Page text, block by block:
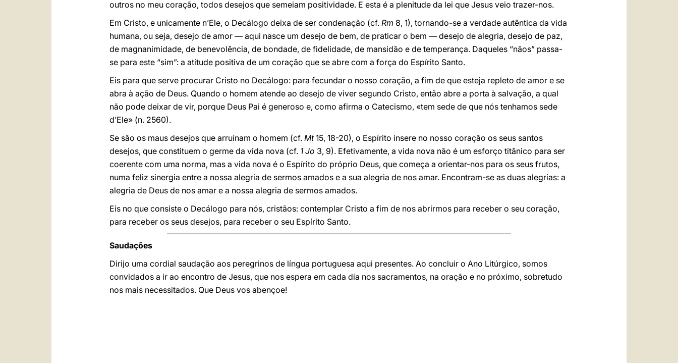
outros no meu coração, todos desejos que semeiam positividade. E esta é a plenitude da lei que Jesus veio trazer-nos.
Em Cristo, e unicamente n’Ele, o Decálogo deixa de ser condenação (cf. Rm 8, 1), tornando-se a verdade autêntica da vida
humana, ou seja, desejo de amor — aqui nasce um desejo de bem, de praticar o bem — desejo de alegria, desejo de paz,
de magnanimidade, de benevolência, de bondade, de fidelidade, de mansidão e de temperança. Daqueles “nãos” passa-
se para este “sim”: a atitude positiva de um coração que se abre com a força do Espírito Santo.
Eis para que serve procurar Cristo no Decálogo: para fecundar o nosso coração, a fim de que esteja repleto de amor e se
abra à ação de Deus. Quando o homem atende ao desejo de viver segundo Cristo, então abre a porta à salvação, a qual
não pode deixar de vir, porque Deus Pai é generoso e, como afirma o Catecismo, «tem sede de que nós tenhamos sede
d’Ele» (n. 2560).
Se são os maus desejos que arruínam o homem (cf. Mt15, 18-20), o Espírito insere no nosso coração os seus santos
desejos, que constituem o germe da vida nova (cf. 1 Jo 3, 9). Efetivamente, a vida nova não é um esforço titânico para ser
coerente com uma norma, mas a vida nova é o Espírito do próprio Deus, que começa a orientar-nos para os seus frutos,
numa feliz sinergia entre a nossa alegria de sermos amados e a sua alegria de nos amar. Encontram-se as duas alegrias: a
alegria de Deus de nos amar e a nossa alegria de sermos amados.
Eis no que consiste o Decálogo para nós, cristãos: contemplar Cristo a fim de nos abrirmos para receber o seu coração,
para receber os seus desejos, para receber o seu Espírito Santo.
Saudações
Dirijo uma cordial saudação aos peregrinos de língua portuguesa aqui presentes. Ao concluir o Ano Litúrgico, somos
convidados a ir ao encontro de Jesus, que nos espera em cada dia nos sacramentos, na oração e no próximo, sobretudo
nos mais necessitados. Que Deus vos abençoe!